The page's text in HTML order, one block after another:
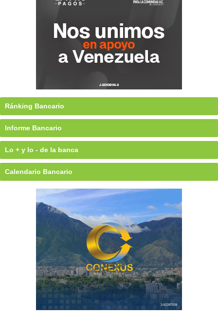
Ránking Bancario
Informe Bancario
Lo + y lo - de la banca
Calendario Bancario